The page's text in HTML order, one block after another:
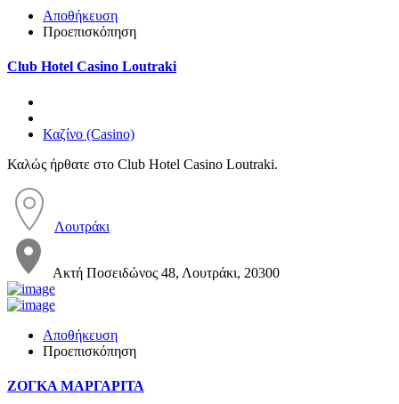
Αποθήκευση
Προεπισκόπηση
Club Hotel Casino Loutraki
Καζίνο (Casino)
Καλώς ήρθατε στο Club Hotel Casino Loutraki.
Λουτράκι
Ακτή Ποσειδώνος 48, Λουτράκι, 20300
Αποθήκευση
Προεπισκόπηση
ΖΟΓΚΑ ΜΑΡΓΑΡΙΤΑ